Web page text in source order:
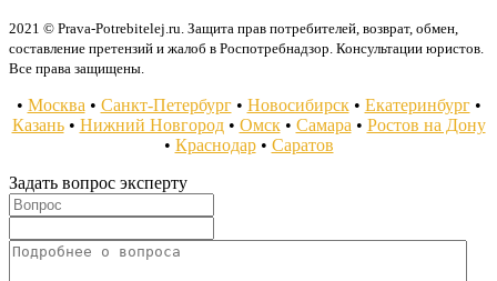
2021 © Prava-Potrebitelej.ru. Защита прав потребителей, возврат, обмен,
составление претензий и жалоб в Роспотребнадзор. Консультации юристов.
Все права защищены.
• Москва • Санкт-Петербург• Новосибирск• Екатеринбург•
Казань• Нижний Новгород• Омск• Самара • Ростов на Дону
• Краснодар• Саратов
Задать вопрос эксперту